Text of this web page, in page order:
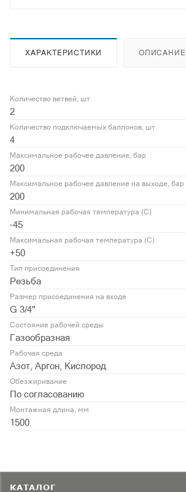
ХАРАКТЕРИСТИКИ ОПИСАНИЕ
Количество ветвей, шт
2
Количество подключаемых баллонов, шт
4
Максимальное рабочее давление, бар
200
Максимальное рабочее давление на выходе, бар
200
Минимальная рабочая температура (С)
-45
Максимальная рабочая температура (С)
+50
Тип присоединения
Резьба
Размер присоединения на входе
G 3/4"
Состояние рабочей среды
Газообразная
Рабочая среда
Азот, Аргон, Кислород
Обезжиривание
По согласованию
Монтажная длина, мм
1500
КАТАЛОГ